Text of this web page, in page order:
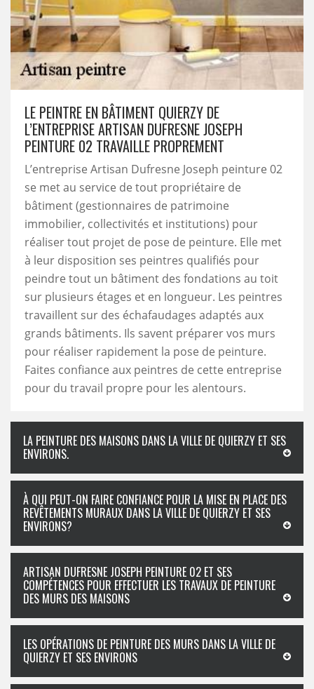
LE PEINTRE EN BÂTIMENT QUIERZY DE
L’ENTREPRISE ARTISAN DUFRESNE JOSEPH
PEINTURE 02 TRAVAILLE PROPREMENT
L’entreprise Artisan Dufresne Joseph peinture 02
se met au service de tout propriétaire de
bâtiment (gestionnaires de patrimoine
immobilier, collectivités et institutions) pour
réaliser tout projet de pose de peinture. Elle met
à leur disposition ses peintres qualifiés pour
peindre tout un bâtiment des fondations au toit
sur plusieurs étages et en longueur. Les peintres
travaillent sur des échafaudages adaptés aux
grands bâtiments. Ils savent préparer vos murs
pour réaliser rapidement la pose de peinture.
Faites confiance aux peintres de cette entreprise
pour du travail propre pour les alentours.
LA PEINTURE DES MAISONS DANS LA VILLE DE QUIERZY ET SES
ENVIRONS.
À QUI PEUT-ON FAIRE CONFIANCE POUR LA MISE EN PLACE DES
REVÊTEMENTS MURAUX DANS LA VILLE DE QUIERZY ET SES
ENVIRONS?
ARTISAN DUFRESNE JOSEPH PEINTURE 02 ET SES
COMPÉTENCES POUR EFFECTUER LES TRAVAUX DE PEINTURE
DES MURS DES MAISONS
LES OPÉRATIONS DE PEINTURE DES MURS DANS LA VILLE DE
QUIERZY ET SES ENVIRONS